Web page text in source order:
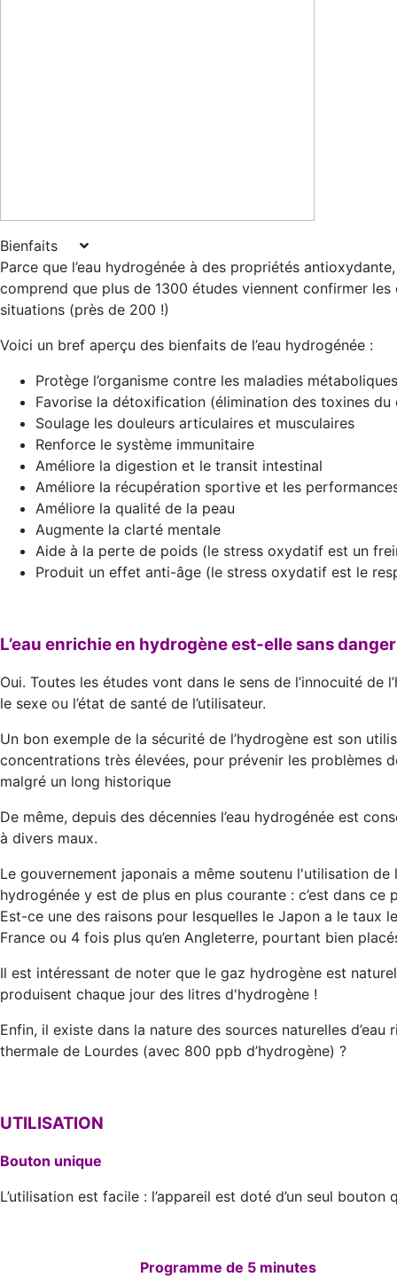
Bienfaits
Parce que l’eau hydrogénée à des propriétés
comprend que plus de 1300 études viennent confirmer
situations (près de 200 !)
Voici un bref aperçu des bienfaits de l’eau hydrogénée :
Protège l’organisme contre les maladies
Favorise la détoxification (élimination des toxines du
Soulage les douleurs articulaires et musculaires
Renforce le système immunitaire
Améliore la digestion et le transit intestinal
Améliore la récupération sportive et les
Améliore la qualité de la peau
Augmente la clarté mentale
Aide à la perte de poids (le stress oxydatif est un
Produit un effet anti-âge (le stress oxydatif est le
L’eau enrichie en hydrogène est-elle sans
Oui. Toutes les études vont dans le sens de l’innocuité de
le sexe ou l’état de santé de l’utilisateur.
Un bon exemple de la sécurité de l’hydrogène est son
concentrations très élevées, pour prévenir les problèmes
malgré un long historique
De même, depuis des décennies l’eau hydrogénée est
à divers maux.
Le gouvernement japonais a même soutenu l'utilisation
hydrogénée y est de plus en plus courante : c’est dans
Est-ce une des raisons pour lesquelles le Japon a le taux
France ou 4 fois plus qu’en Angleterre, pourtant bien
Il est intéressant de noter que le gaz hydrogène est
produisent chaque jour des litres d'hydrogène !
Enfin, il existe dans la nature des sources naturelles
thermale de Lourdes (avec 800 ppb d’hydrogène) ?
UTILISATION
Bouton unique
L’utilisation est facile : l’appareil est doté d’un seul
Programme de 5 minutes